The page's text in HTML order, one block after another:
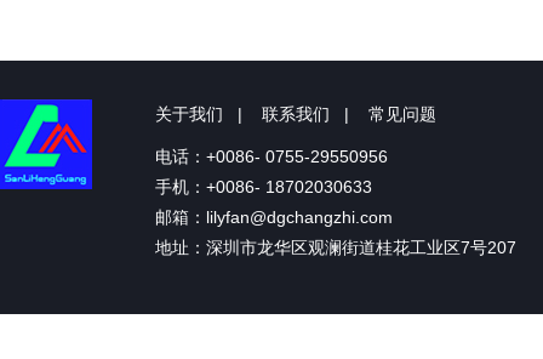
关于我们 | 联系我们 | 常见问题
电话：+0086- 0755-29550956
手机：+0086- 18702030633
邮箱：lilyfan@dgchangzhi.com
地址：深圳市龙华区观澜街道桂花工业区7号207